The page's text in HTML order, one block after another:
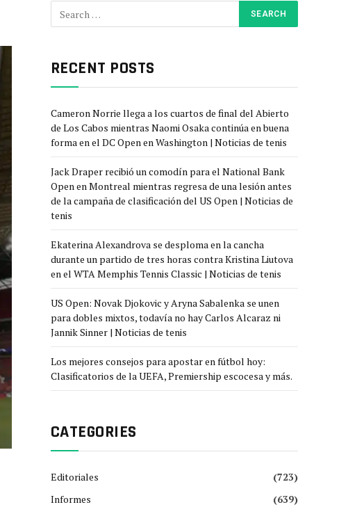
RECENT POSTS
Cameron Norrie llega a los cuartos de final del Abierto
de Los Cabos mientras Naomi Osaka continúa en buena
forma en el DC Open en Washington | Noticias de tenis
Jack Draper recibió un comodín para el National Bank
Open en Montreal mientras regresa de una lesión antes
de la campaña de clasificación del US Open | Noticias de
tenis
Ekaterina Alexandrova se desploma en la cancha
durante un partido de tres horas contra Kristina Liutova
en el WTA Memphis Tennis Classic | Noticias de tenis
US Open: Novak Djokovic y Aryna Sabalenka se unen
para dobles mixtos, todavía no hay Carlos Alcaraz ni
Jannik Sinner | Noticias de tenis
Los mejores consejos para apostar en fútbol hoy:
Clasificatorios de la UEFA, Premiership escocesa y más.
CATEGORIES
Editoriales
(723)
Informes
(639)